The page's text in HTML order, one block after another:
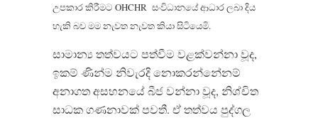
උපකාර කිරීමට OHCHR සංවිධානයේ ආධාර ලබා දිය
හැකි බව මම නැවත නැවත කියා සිටියෙමි.
සාමාන්‍ය තත්වයට පත්වීම වළක්වන්නා වූද,
ඉකම් ණින්ම නිවැරදි නොකරන්නේනම්
අනාගත අසහනයේ බීජ වන්නා වූද, නිශ්චිත
සාධක ගණනාවක් පවතී. ඒ තත්වය පුද්ගල